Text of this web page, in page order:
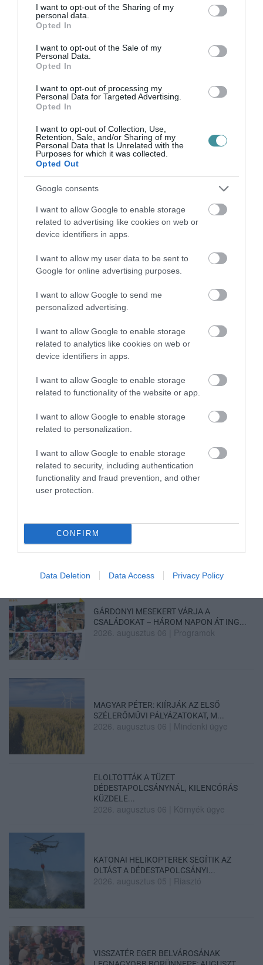
not limited to your visit or usage behaviour. You may click to
grant or deny consent to Google and its third-party tags to
use your data for below specified purposes in below Google
consent section.
I want to opt-out of the Sharing of my
personal data.
Opted In
I want to opt-out of the Sale of my
Personal Data.
Opted In
I want to opt-out of processing my
Personal Data for Targeted Advertising.
Opted In
I want to opt-out of Collection, Use,
Retention, Sale, and/or Sharing of my
Personal Data that Is Unrelated with the
Purposes for which it was collected.
Opted Out
Google consents
I want to allow Google to enable storage
related to advertising like cookies on web or
device identifiers in apps.
I want to allow my user data to be sent to
Google for online advertising purposes.
I want to allow Google to send me
personalized advertising.
I want to allow Google to enable storage
related to analytics like cookies on web or
device identifiers in apps.
I want to allow Google to enable storage
related to functionality of the website or app.
I want to allow Google to enable storage
related to personalization.
I want to allow Google to enable storage
related to security, including authentication
functionality and fraud prevention, and other
user protection.
CONFIRM
Data Deletion Data Access Privacy Policy
Korábban mi is megírtuk, hogy egyre többen
inkábbeladják a vállalkozásukat
veszteséggel kelljen árulniuk az üzemanyagot
hosszú hónapokon át.
A kormány döntése értelmében a benzin és
dízel literjét tavaly november 15. óta 480
forintnál nem adhatják drágábban a
benzinkutak.
Ne maradjon le a legfrissebb hírekről, kövessen
bennünket az EGRI ÜGYEK Google Hírek oldalán!
VISSZA A FŐOLDALRA
„NEM TETTÜNK NYOMÁST A FIUNKRA” –
EGY EGRI CSALÁD TÖRTÉNE...
GÁRDONYI MESEKERT VÁRJA A
CSALÁDOKAT – HÁROM NAPON ÁT ING...
2026. augusztus 06 Programok
MAGYAR PÉTER: KIÍRJÁK AZ ELSŐ
SZÉLERŐMŰVI PÁLYÁZATOKAT, M...
2026. augusztus 06 Mindenki ügye
ELOLTOTTÁK A TÜZET
DÉDESTAPOLCSÁNYNÁL, KILENCÓRÁS
KÜZDELE...
2026. augusztus 06 Környék ügye
KATONAI HELIKOPTEREK SEGÍTIK AZ
OLTÁST A DÉDESTAPOLCSÁNYI...
2026. augusztus 05 Riasztó
VISSZATÉR EGER BELVÁROSÁNAK